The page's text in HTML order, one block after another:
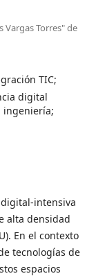
Vargas Torres" de
TIC;
digital
ingeniería;
intensiva
alta densidad
En el contexto
tecnologías de
espacios